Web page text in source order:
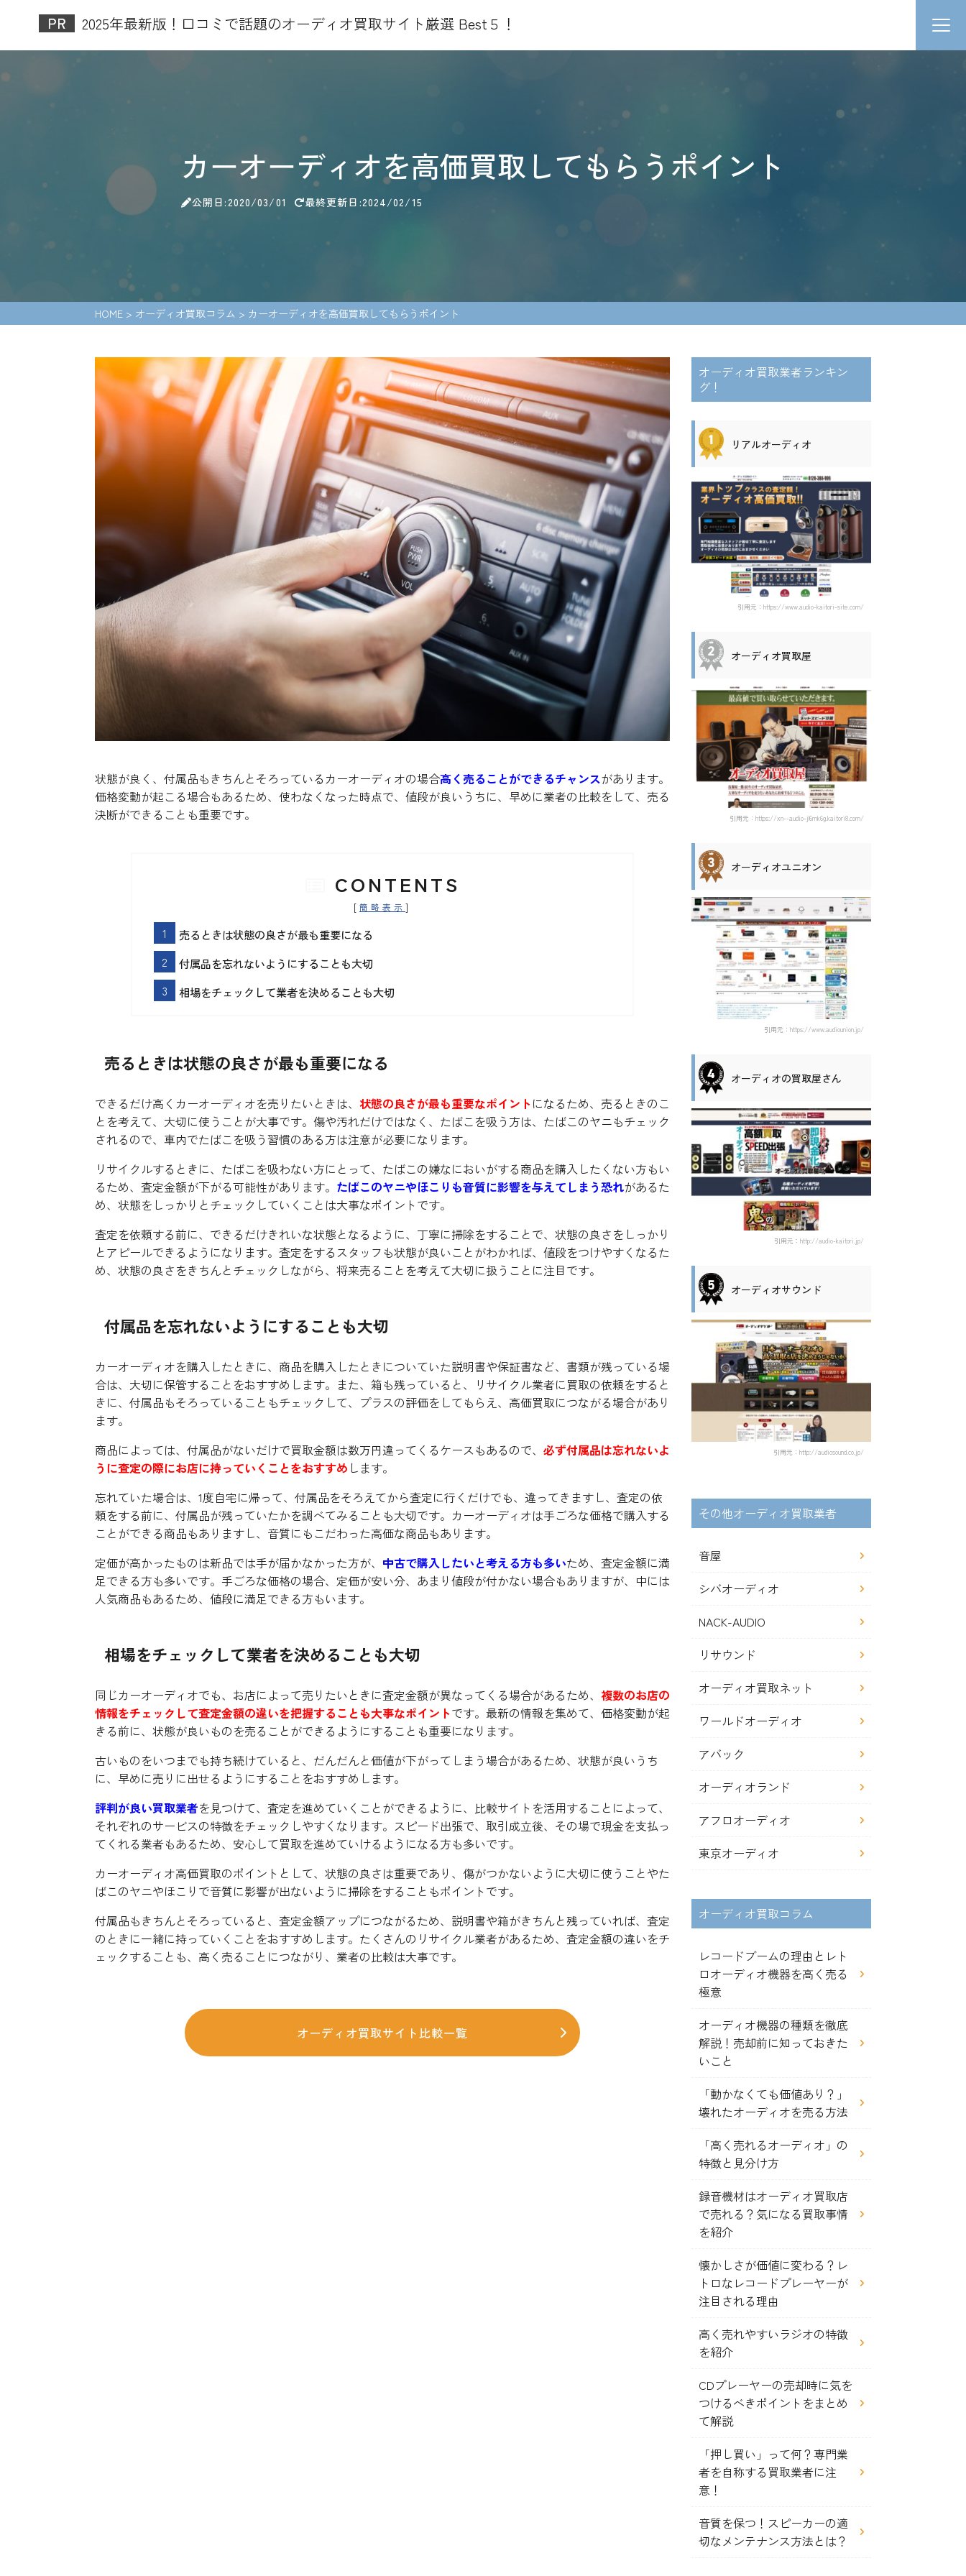
2025年最新版！口コミで話題のオーディオ買取サイト厳選 Best５！
カーオーディオを高価買取してもらうポイント
公開日:2020/03/01 最終更新日:2024/02/15
HOME > オーディオ買取コラム > カーオーディオを高価買取してもらうポイント
状態が良く、付属品もきちんとそろっているカーオーディオの場合高く売ることができるチャンスがあります。
価格変動が起こる場合もあるため、使わなくなった時点で、値段が良いうちに、早めに業者の比較をして、売る
決断ができることも重要です。
CONTENTS
[ 簡略表示 ]
売るときは状態の良さが最も重要になる
付属品を忘れないようにすることも大切
相場をチェックして業者を決めることも大切
売るときは状態の良さが最も重要になる
できるだけ高くカーオーディオを売りたいときは、 状態の良さが最も重要なポイントになるため、売るときのこ
とを考えて、大切に使うことが大事です。傷や汚れだけではなく、たばこを吸う方は、たばこのヤニもチェック
されるので、車内でたばこを吸う習慣のある方は注意が必要になります。
リサイクルするときに、たばこを吸わない方にとって、たばこの嫌なにおいがする商品を購入したくない方もい
るため、査定金額が下がる可能性があります。 たばこのヤニやほこりも音質に影響を与えてしまう恐れがあるた
め、状態をしっかりとチェックしていくことは大事なポイントです。
査定を依頼する前に、できるだけきれいな状態となるように、丁寧に掃除をすることで、状態の良さをしっかり
とアピールできるようになります。査定をするスタッフも状態が良いことがわかれば、値段をつけやすくなるた
め、状態の良さをきちんとチェックしながら、将来売ることを考えて大切に扱うことに注目です。
付属品を忘れないようにすることも大切
カーオーディオを購入したときに、商品を購入したときについていた説明書や保証書など、書類が残っている場
合は、大切に保管することをおすすめします。また、箱も残っていると、リサイクル業者に買取の依頼をすると
きに、付属品もそろっていることもチェックして、プラスの評価をしてもらえ、高価買取につながる場合があり
ます。
商品によっては、付属品がないだけで買取金額は数万円違ってくるケースもあるので、 必ず付属品は忘れないよ
うに査定の際にお店に持っていくことをおすすめ します。
忘れていた場合は、1度自宅に帰って、付属品をそろえてから査定に行くだけでも、違ってきますし、査定の依
頼をする前に、付属品が残っていたかを調べてみることも大切です。カーオーディオは手ごろな価格で購入する
ことができる商品もありますし、音質にもこだわった高価な商品もあります。
定価が高かったものは新品では手が届かなかった方が、 中古で購入したいと考える方も多いため、査定金額に満
足できる方も多いです。手ごろな価格の場合、定価が安い分、あまり値段が付かない場合もありますが、中には
人気商品もあるため、値段に満足できる方もいます。
相場をチェックして業者を決めることも大切
同じカーオーディオでも、お店によって売りたいときに査定金額が異なってくる場合があるため、 複数のお店の
情報をチェックして査定金額の違いを把握することも大事なポイントです。最新の情報を集めて、価格変動が起
きる前に、状態が良いものを売ることができるようにすることも重要になります。
古いものをいつまでも持ち続けていると、だんだんと価値が下がってしまう場合があるため、状態が良いうち
に、早めに売りに出せるようにすることをおすすめします。
評判が良い買取業者を見つけて、査定を進めていくことができるように、比較サイトを活用することによって、
それぞれのサービスの特徴をチェックしやすくなります。スピード出張で、取引成立後、その場で現金を支払っ
てくれる業者もあるため、安心して買取を進めていけるようになる方も多いです。
カーオーディオ高価買取のポイントとして、状態の良さは重要であり、傷がつかないように大切に使うことやた
ばこのヤニやほこりで音質に影響が出ないように掃除をすることもポイントです。
付属品もきちんとそろっていると、査定金額アップにつながるため、説明書や箱がきちんと残っていれば、査定
のときに一緒に持っていくことをおすすめします。たくさんのリサイクル業者があるため、査定金額の違いをチ
ェックすることも、高く売ることにつながり、業者の比較は大事です。
オーディオ買取サイト比較一覧
オーディオ買取業者ランキン
グ！
リアルオーディオ
引用元：https://www.audio-kaitori-site.com/
オーディオ買取屋
引用元：https://xn--audio-jl6mk6g.kaitori8.com/
オーディオユニオン
引用元：https://www.audiounion.jp/
オーディオの買取屋さん
引用元：http://audio-kaitori.jp/
オーディオサウンド
引用元：http://audiosound.co.jp/
その他オーディオ買取業者
音屋
シバオーディオ
NACK-AUDIO
リサウンド
オーディオ買取ネット
ワールドオーディオ
アバック
オーディオランド
アフロオーディオ
東京オーディオ
オーディオ買取コラム
レコードブームの理由とレト
ロオーディオ機器を高く売る
極意
オーディオ機器の種類を徹底
解説！売却前に知っておきた
いこと
「動かなくても価値あり？」
壊れたオーディオを売る方法
「高く売れるオーディオ」の
特徴と見分け方
録音機材はオーディオ買取店
で売れる？気になる買取事情
を紹介
懐かしさが価値に変わる？レ
トロなレコードプレーヤーが
注目される理由
高く売れやすいラジオの特徴
を紹介
CDプレーヤーの売却時に気を
つけるべきポイントをまとめ
て解説
「押し買い」って何？専門業
者を自称する買取業者に注
意！
音質を保つ！スピーカーの適
切なメンテナンス方法とは？